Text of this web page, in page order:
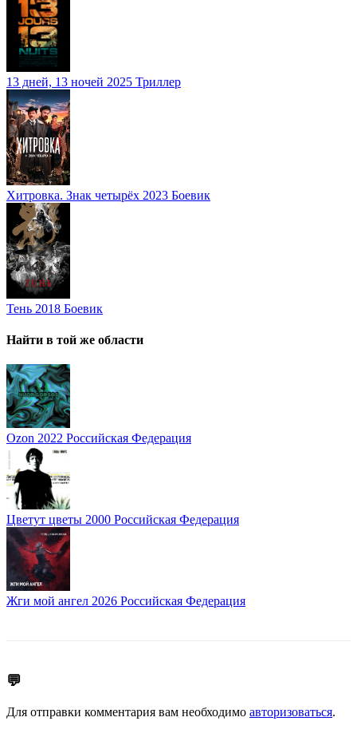
13 дней, 13 ночей 2025 Триллер
Хитровка. Знак четырёх 2023 Боевик
Тень 2018 Боевик
Найти в той же области
Ozon 2022 Российская Федерация
Цветут цветы 2000 Российская Федерация
Жги мой ангел 2026 Российская Федерация
💬
Для отправки комментария вам необходимо авторизоваться.